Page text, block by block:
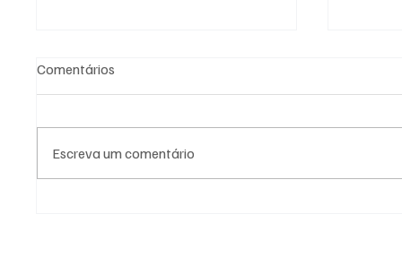
Comentários
Escreva um comentário